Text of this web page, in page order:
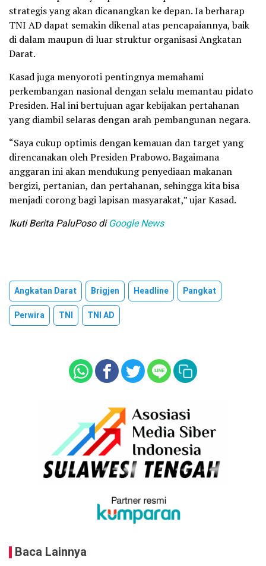
strategis yang akan dicanangkan ke depan. Ia berharap
TNI AD dapat semakin dikenal atas pencapaiannya, baik
di dalam maupun di luar struktur organisasi Angkatan
Darat.
Kasad juga menyoroti pentingnya memahami
perkembangan nasional dengan selalu memantau pidato
Presiden. Hal ini bertujuan agar kebijakan pertahanan
yang diambil selaras dengan arah pembangunan negara.
“Saya cukup optimis dengan kemauan dan target yang
direncanakan oleh Presiden Prabowo. Bagaimana
anggaran ini akan mendukung penyediaan makanan
bergizi, pertanian, dan pertahanan, sehingga kita bisa
menjadi corong bagi lapisan masyarakat,” ujar Kasad.
Ikuti Berita PaluPoso diGoogle News
Angkatan Darat Brigjen Headline
Pangkat
Perwira
TNI TNI AD
Baca Lainnya